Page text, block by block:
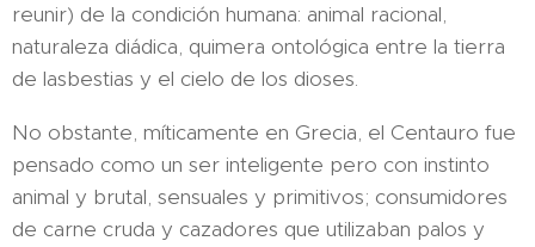
reunir) de la condición humana: animal racional,
naturaleza diádica, quimera ontológica entre la tierra
de lasbestias y el cielo de los dioses.
No obstante, míticamente en Grecia, el Centauro fue
pensado como un ser inteligente pero con instinto
animal y brutal, sensuales y primitivos; consumidores
de carne cruda y cazadores que utilizaban palos y